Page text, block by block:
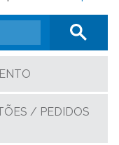
/ PEDIDOS